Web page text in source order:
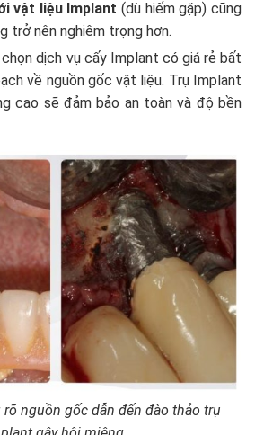
vật liệu Implant (dù hiếm gặp) cũng
trở nên nghiêm trọng hơn.
dịch vụ cấy Implant có giá rẻ bất
về nguồn gốc vật liệu. Trụ Implant
cao sẽ đảm bảo an toàn và độ bền
nguồn gốc dẫn đến đào thảo trụ